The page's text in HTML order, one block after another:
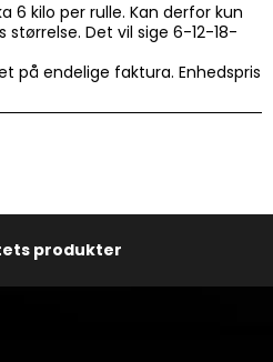
6 kilo per rulle. Kan derfor kun
Det vil sige 6-12-18-
på endelige faktura. Enhedspris
produkter